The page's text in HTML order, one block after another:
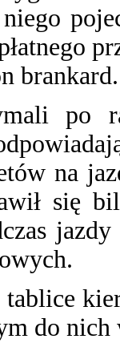
brankard.
po
na
się
tablice
do nich